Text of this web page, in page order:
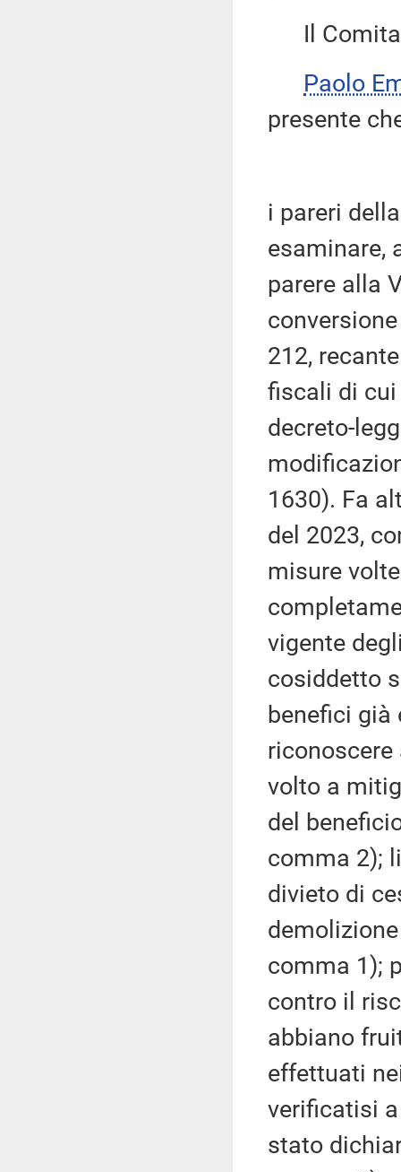
Il
Paolo
presente
i pareri
esaminare,
parere alla
212,
fiscali di
decreto-
1630). Fa
del 2023,
misure
vigente
cosiddetto
benefici già
volto a
del
comma 2);
divieto di
comma 1);
contro il
abbiano
effettuati
verificatisi
stato